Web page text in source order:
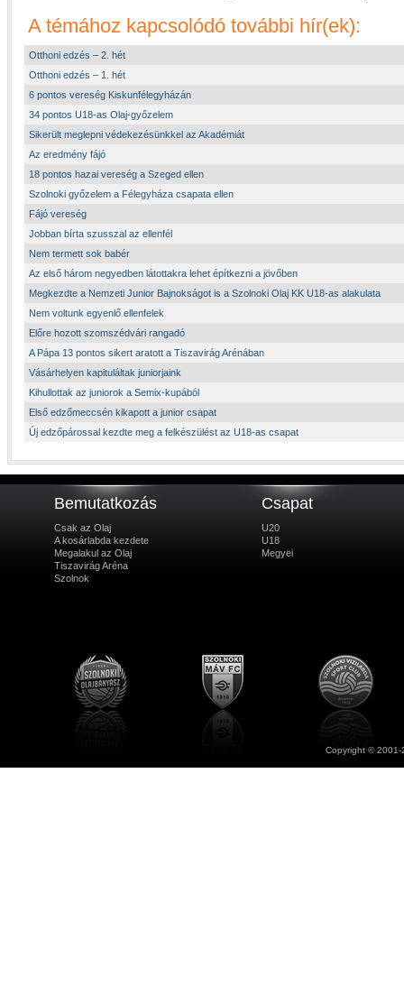
A témához kapcsolódó további hír(ek):
Otthoni edzés – 2. hét
Otthoni edzés – 1. hét
6 pontos vereség Kiskunfélegyházán
34 pontos U18-as Olaj-győzelem
Sikerült meglepni védekezésünkkel az Akadémiát
Az eredmény fájó
18 pontos hazai vereség a Szeged ellen
Szolnoki győzelem a Félegyháza csapata ellen
Fájó vereség
Jobban bírta szusszal az ellenfél
Nem termett sok babér
Az első három negyedben látottakra lehet építkezni a jövőben
Megkezdte a Nemzeti Junior Bajnokságot is a Szolnoki Olaj KK U18-as alakulata
Nem voltunk egyenlő ellenfelek
Előre hozott szomszédvári rangadó
A Pápa 13 pontos sikert aratott a Tiszavirág Arénában
Vásárhelyen kapituláltak juniorjaink
Kihullottak az juniorok a Semix-kupából
Első edzőmeccsén kikapott a junior csapat
Új edzőpárossal kezdte meg a felkészülést az U18-as csapat
Bemutatkozás
Csak az Olaj
A kosárlabda kezdete
Megalakul az Olaj
Tiszavirág Aréna
Szolnok
Csapat
U20
U18
Megyei
Copyright ©